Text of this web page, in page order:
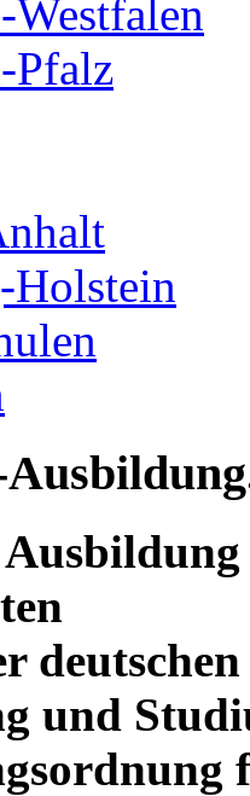
Pfalz
Holstein
und